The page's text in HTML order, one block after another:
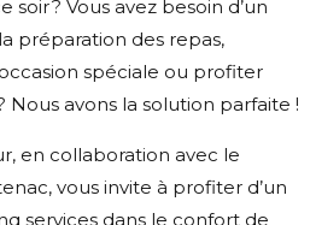
soir ? Vous avez besoin d’un
préparation des repas,
spéciale ou profiter
Nous avons la solution parfaite !
en collaboration avec le
vous invite à profiter d’un
services dans le confort de